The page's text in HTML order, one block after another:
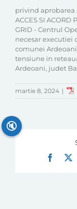
privind aprobarea
ACCES SI
GRID - Centrul
necesar executiei
comunei
tensiune in
Ardeoani, judet
martie 8, 2024 |
🔇